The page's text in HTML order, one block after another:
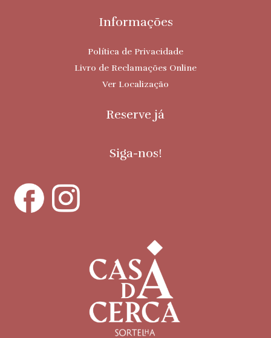
Informações
Política de Privacidade
Livro de Reclamações Online
Ver Localização
Reserve já
Siga-nos!